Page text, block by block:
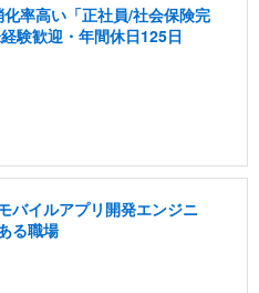
ェア デスクチェア 疲れない テレ
バックレスト 30度ロッキング機
スト ハンガー付き 高反発クッシ
ェア デスクチェア 疲れない テレ
バックレスト 30度ロッキング機
サポート 90度跳ね上げ式アーム
スト ハンガー付き 高反発クッシ
ミングモニター DualSense 充電
E2724HS 27インチ 液晶モニタ
）VA 非光沢 HDMI/DisplayP
内蔵 高さ調整 スイベル VESA対
ジネス向け
ネオ・オムツ L 中型犬用 26枚入
ートベーシック) 【Amazon.co.jp
アイリスオーヤマ ペットシーツ
ド 100枚入 (x 1) (ケース販売)
率高い「正社員/社会保険完
験歓迎・年間休日125日
バイルアプリ開発エンジニ
る職場